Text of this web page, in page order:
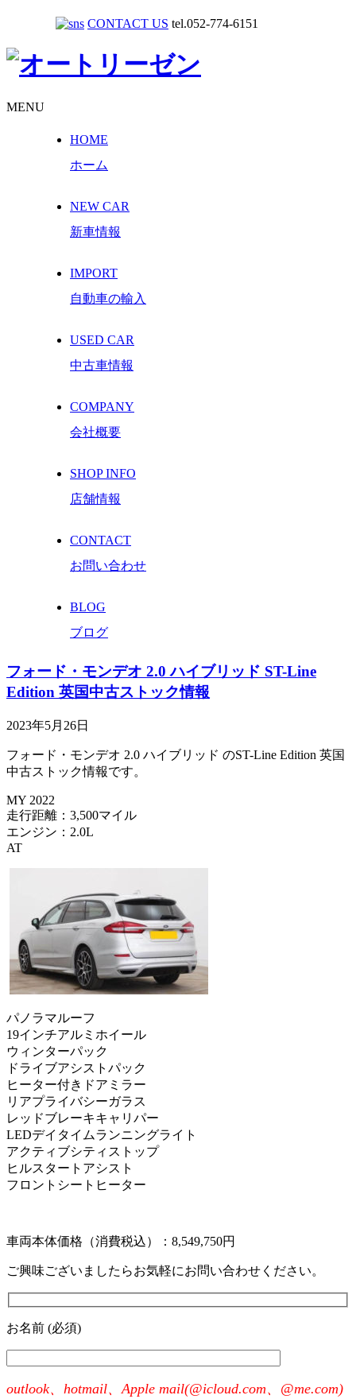
CONTACT US tel.052-774-6151
MENU
HOME
ホーム
NEW CAR
新車情報
IMPORT
自動車の輸入
USED CAR
中古車情報
COMPANY
会社概要
SHOP INFO
店舗情報
CONTACT
お問い合わせ
BLOG
ブログ
フォード・モンデオ 2.0 ハイブリッド ST-Line
Edition 英国中古ストック情報
2023年5月26日
フォード・モンデオ 2.0 ハイブリッド のST-Line Edition 英国
中古ストック情報です。
MY 2022
走行距離：3,500マイル
エンジン：2.0L
AT
パノラマルーフ
19インチアルミホイール
ウィンターパック
ドライブアシストパック
ヒーター付きドアミラー
リアプライバシーガラス
レッドブレーキキャリパー
LEDデイタイムランニングライト
アクティブシティストップ
ヒルスタートアシスト
フロントシートヒーター
車両本体価格（消費税込）：8,549,750円
ご興味ございましたらお気軽にお問い合わせください。
お名前 (必須)
outlook、hotmail、Apple mail(@icloud.com、@me.com)